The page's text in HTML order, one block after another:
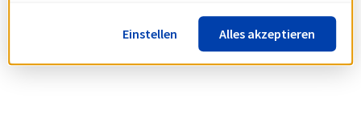
Weitere Informationen finden Sie in unsererRichtlinie
zur Verwendung von Cookies.
Einstellen Alles akzeptieren